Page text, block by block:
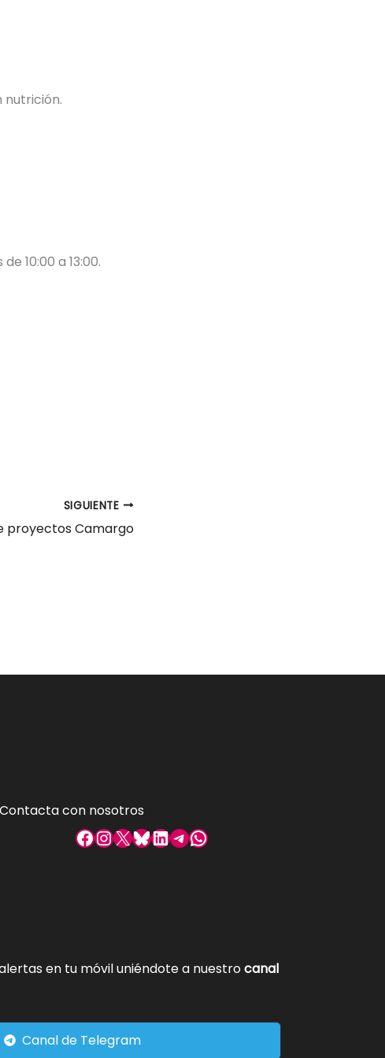
nutrición.
10:00 a 13:00.
SIGUIENTE
proyectos Camargo
Contacta con nosotros
Facebook
Instagram
X Bluesky
LinkedIn
Telegram
WhatsApp
en tu móvil uniéndote a nuestrocanal
Canal de Telegram